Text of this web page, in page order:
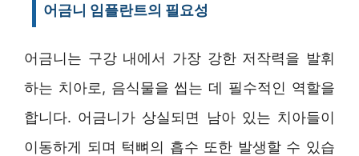
어금니 임플란트의 필요성
어금니는 구강 내에서 가장 강한 저작력을 발휘
하는 치아로, 음식물을 씹는 데 필수적인 역할을
합니다. 어금니가 상실되면 남아 있는 치아들이
이동하게 되며 턱뼈의 흡수 또한 발생할 수 있습